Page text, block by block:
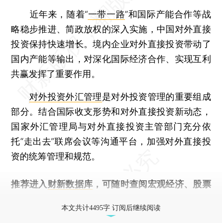
近年来，随着“一带一路”和国际产能合作等战
略稳步推进、简政放权的深入实施，中国对外直接
投资保持快速增长。境内企业对外直接投资带动了
国内产能等输出，对深化国际经济合作、实现互利
共赢发挥了重要作用。
对外投资外汇管理是对外投资管理的重要组成
部分。结合国际收支形势和对外直接投资新动态，
国家外汇管理局与对外直接投资主管部门充分依
托“走出去”联席会议等沟通平台，加强对外直接投
资的统筹管理和规范。
推荐进入 财新数据库 ，可随时查阅宏观经济、股票
本文共计4495字 订阅后继续阅读